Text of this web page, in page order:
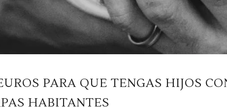
PARA QUE TENGAS HIJOS
HABITANTES